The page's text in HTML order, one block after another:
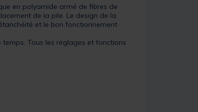
en polyamide armé de fibres de
de la pile. Le design de la
et le bon fonctionnement
Tous les réglages et fonctions